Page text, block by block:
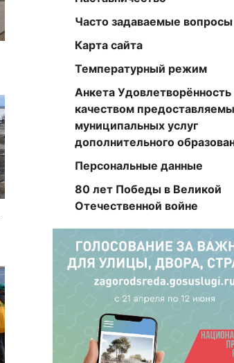
Часто задаваемые вопросы
Карта сайта
Температурный режим
Анкета Удовлетворённость
качеством
муниципальных услуг
дополнительного
Персональные данные
80 лет Победы в Великой
Отечественной войне